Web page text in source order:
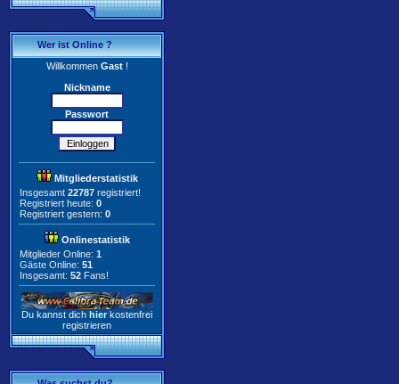
Wer ist Online ?
WillkommenGast!
Nickname
Passwort
Mitgliederstatistik
Insgesamt 22787 registriert!
Registriert heute: 0
Registriert gestern: 0
Onlinestatistik
Mitglieder Online: 1
Gäste Online: 51
Insgesamt: 52 Fans!
Du kannst dich hier kostenfrei
registrieren